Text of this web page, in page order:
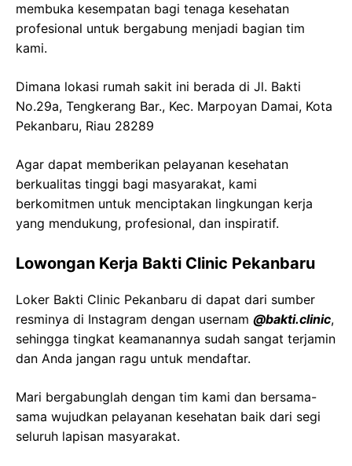
membuka kesempatan bagi tenaga kesehatan
profesional untuk bergabung menjadi bagian tim
kami.
Dimana lokasi rumah sakit ini berada di Jl. Bakti
No.29a, Tengkerang Bar., Kec. Marpoyan Damai, Kota
Pekanbaru, Riau 28289
Agar dapat memberikan pelayanan kesehatan
berkualitas tinggi bagi masyarakat, kami
berkomitmen untuk menciptakan lingkungan kerja
yang mendukung, profesional, dan inspiratif.
Lowongan Kerja Bakti Clinic Pekanbaru
Loker Bakti Clinic Pekanbaru di dapat dari sumber
resminya di Instagram dengan usernam @bakti.clinic,
sehingga tingkat keamanannya sudah sangat terjamin
dan Anda jangan ragu untuk mendaftar.
Mari bergabunglah dengan tim kami dan bersama-
sama wujudkan pelayanan kesehatan baik dari segi
seluruh lapisan masyarakat.